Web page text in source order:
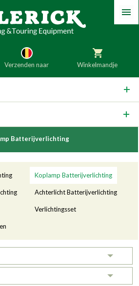
Verzenden naar
Italië
Finland
Ierland
Winkelmandje
Menu
Batterijverlichting
Koplamp Batterijverlichting
Achterlicht Batterijverlichting
Verlichtingsset
Toggle
Toggle